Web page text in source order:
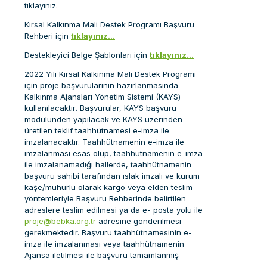
tıklayınız.
Kırsal Kalkınma Mali Destek Programı Başvuru
Rehberi için tıklayınız…
Destekleyici Belge Şablonları için tıklayınız…
2022 Yılı Kırsal Kalkınma Mali Destek Programı
için proje başvurularının hazırlanmasında
Kalkınma Ajansları Yönetim Sistemi (KAYS)
kullanılacaktır. Başvurular, KAYS başvuru
modülünden yapılacak ve KAYS üzerinden
üretilen teklif taahhütnamesi e-imza ile
imzalanacaktır. Taahhütnamenin e-imza ile
imzalanması esas olup, taahhütnamenin e-imza
ile imzalanamadığı hallerde, taahhütnamenin
başvuru sahibi tarafından ıslak imzalı ve kurum
kaşe/mühürlü olarak kargo veya elden teslim
yöntemleriyle Başvuru Rehberinde belirtilen
adreslere teslim edilmesi ya da e- posta yolu ile
proje@bebka.org.tr adresine gönderilmesi
gerekmektedir. Başvuru taahhütnamesinin e-
imza ile imzalanması veya taahhütnamenin
Ajansa iletilmesi ile başvuru tamamlanmış